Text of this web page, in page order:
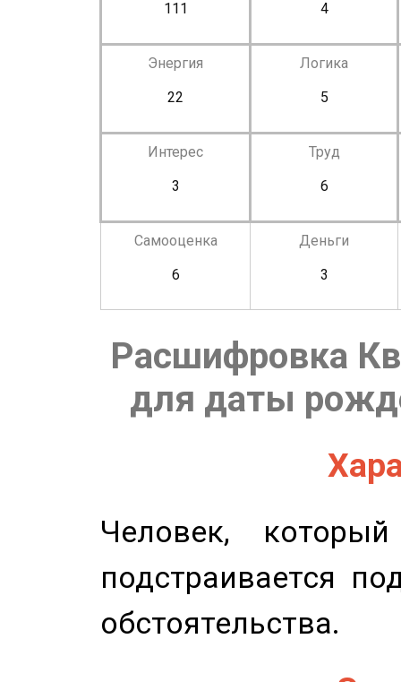
111 4
Энергия
22
Логика
5
Интерес
3
Труд
6
Самооценка
6
Деньги
3
Расшифровка
для даты
Человек,
подстраивается
обстоятельства.